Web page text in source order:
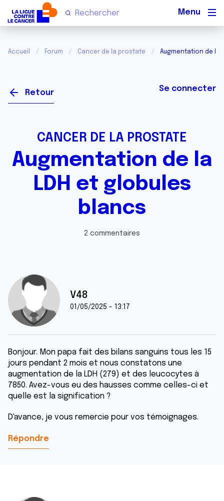
Accueil Forum Cancer de la prostate Augmentation de la
Retour Se connecter
CANCER DE LA PROSTATE
Augmentation de la
LDH et globules
blancs
2 commentaires
V48
01/05/2025 - 13:17
Bonjour. Mon papa fait des bilans sanguins tous les 15
jours pendant 2 mois et nous constatons une
augmentation de la LDH (279) et des leucocytes à
7850. Avez-vous eu des hausses comme celles-ci et
quelle est la signification ?
D'avance, je vous remercie pour vos témoignages.
Répondre